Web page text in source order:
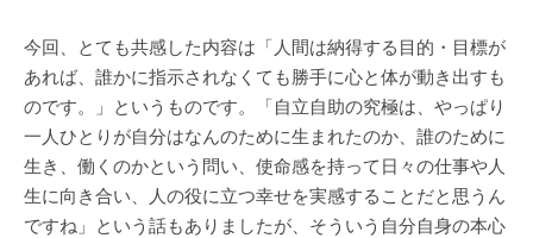
今回、とても共感した内容は「人間は納得する目的・目標が
あれば、誰かに指示されなくても勝手に心と体が動き出すも
のです。」というものです。「自立自助の究極は、やっぱり
一人ひとりが自分はなんのために生まれたのか、誰のために
生き、働くのかという問い、使命感を持って日々の仕事や人
生に向き合い、人の役に立つ幸せを実感することだと思うん
ですね」という話もありましたが、そういう自分自身の本心